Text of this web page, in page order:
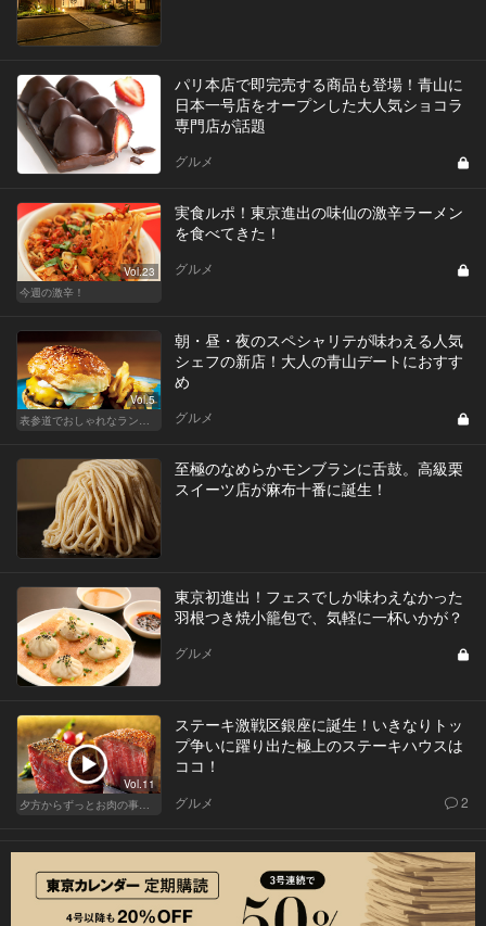
パリ本店で即完売する商品も登場！青山に
日本一号店をオープンした大人気ショコラ
専門店が話題
グルメ
Vol.23
今週の激辛！
実食ルポ！東京進出の味仙の激辛ラーメン
を食べてきた！
グルメ
Vol.5
表参道でおしゃれなランチ女子会
朝・昼・夜のスペシャリテが味わえる人気
シェフの新店！大人の青山デートにおすす
め
グルメ
至極のなめらかモンブランに舌鼓。高級栗
スイーツ店が麻布十番に誕生！
東京初進出！フェスでしか味わえなかった
羽根つき焼小籠包で、気軽に一杯いかが？
グルメ
Vol.11
夕方からずっとお肉の事を考えてる貴方へ
ステーキ激戦区銀座に誕生！いきなりトッ
プ争いに躍り出た極上のステーキハウスは
ココ！
グルメ 2